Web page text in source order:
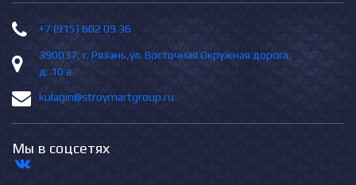
+7 (915) 602 09 36
390037, г. Рязань,ул. Восточная Окружная дорога,
д. 10 а
kulagin@stroymartgroup.ru
Мы в соцсетях